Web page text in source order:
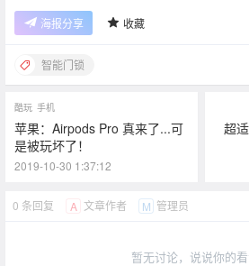
海报分享 收藏
智能门锁
酷玩 手机
苹果：Airpods Pro 真来了...可
是被玩坏了！
2019-10-30 1:37:12
超
0 条回复 A 文章作者 M 管理员
暂无讨论，说说你的